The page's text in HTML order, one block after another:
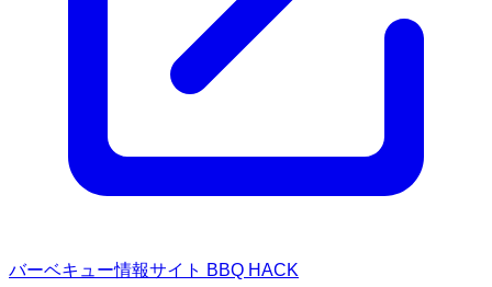
バーベキュー情報サイト BBQ HACK